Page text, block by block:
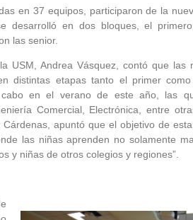
en 37 equipos, participaron de la
desarrolló en dos bloques, el
las senior.
USM, Andrea Vásquez, contó que las
distintas etapas tanto el primer como
en el verano de este año, las
Comercial, Electrónica, entre
apuntó que el objetivo de
las niñas aprenden no solamente
y niñas de otros colegios y regiones”.